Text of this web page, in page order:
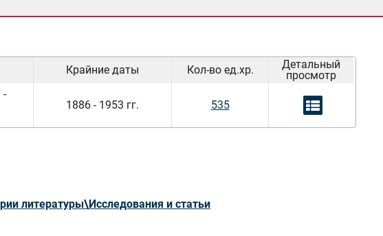
Крайние даты Кол-во ед.хр.
Детальный
просмотр
-
1886 - 1953 гг. 535
литературы\Исследования и статьи